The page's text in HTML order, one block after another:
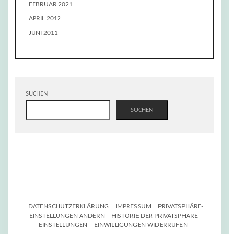
FEBRUAR 2021
APRIL 2012
JUNI 2011
SUCHEN
SUCHEN
DATENSCHUTZERKLÄRUNG IMPRESSUM
PRIVATSPHÄRE-
EINSTELLUNGEN ÄNDERN
HISTORIE DER PRIVATSPHÄRE-
EINSTELLUNGEN
EINWILLIGUNGEN WIDERRUFEN